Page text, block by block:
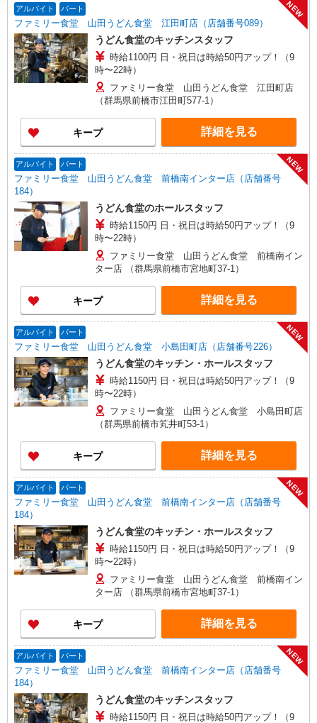
アルバイト パート
ファミリー食堂 山田うどん食堂 江田町店（店舗番号089）
NEW
うどん食堂のキッチンスタッフ
時給1100円 日・祝日は時給50円アップ！（9
時〜22時）
ファミリー食堂 山田うどん食堂 江田町店
（群馬県前橋市江田町577-1）
キープ 詳細を見る
アルバイト パート
ファミリー食堂 山田うどん食堂 前橋南インター店（店舗番号
184）
NEW
うどん食堂のホールスタッフ
時給1150円 日・祝日は時給50円アップ！（9
時〜22時）
ファミリー食堂 山田うどん食堂 前橋南イン
ター店 （群馬県前橋市宮地町37-1）
キープ 詳細を見る
アルバイト パート
ファミリー食堂 山田うどん食堂 小島田町店（店舗番号226）
NEW
うどん食堂のキッチン・ホールスタッフ
時給1150円 日・祝日は時給50円アップ！（9
時〜22時）
ファミリー食堂 山田うどん食堂 小島田町店
（群馬県前橋市笂井町53-1）
キープ 詳細を見る
アルバイト パート
ファミリー食堂 山田うどん食堂 前橋南インター店（店舗番号
184）
NEW
うどん食堂のキッチン・ホールスタッフ
時給1150円 日・祝日は時給50円アップ！（9
時〜22時）
ファミリー食堂 山田うどん食堂 前橋南イン
ター店 （群馬県前橋市宮地町37-1）
キープ 詳細を見る
アルバイト パート
ファミリー食堂 山田うどん食堂 前橋南インター店（店舗番号
184）
NEW
うどん食堂のキッチンスタッフ
時給1150円 日・祝日は時給50円アップ！（9